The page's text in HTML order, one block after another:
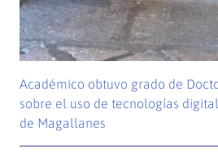
Académico obtuvo grado de
sobre el uso de tecnologías
de Magallanes